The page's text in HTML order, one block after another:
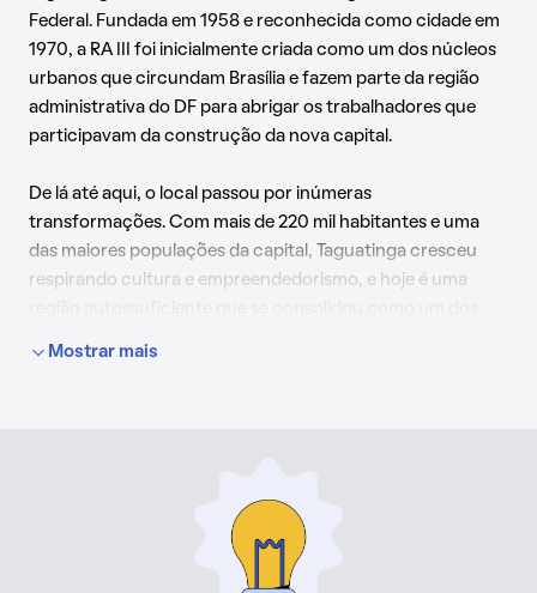
Federal. Fundada em 1958 e reconhecida como cidade em
1970, a RA III foi inicialmente criada como um dos núcleos
urbanos que circundam Brasília e fazem parte da região
administrativa do DF para abrigar os trabalhadores que
participavam da construção da nova capital.
De lá até aqui, o local passou por inúmeras
transformações. Com mais de 220 mil habitantes e uma
das maiores populações da capital, Taguatinga cresceu
respirando cultura e empreendedorismo, e hoje é uma
Mostrar mais